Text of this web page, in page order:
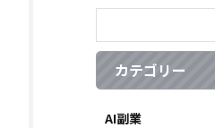
カテゴリー
AI副業